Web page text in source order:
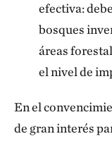
efectiva:
bosques
áreas
el nivel de
En el
de gran interés